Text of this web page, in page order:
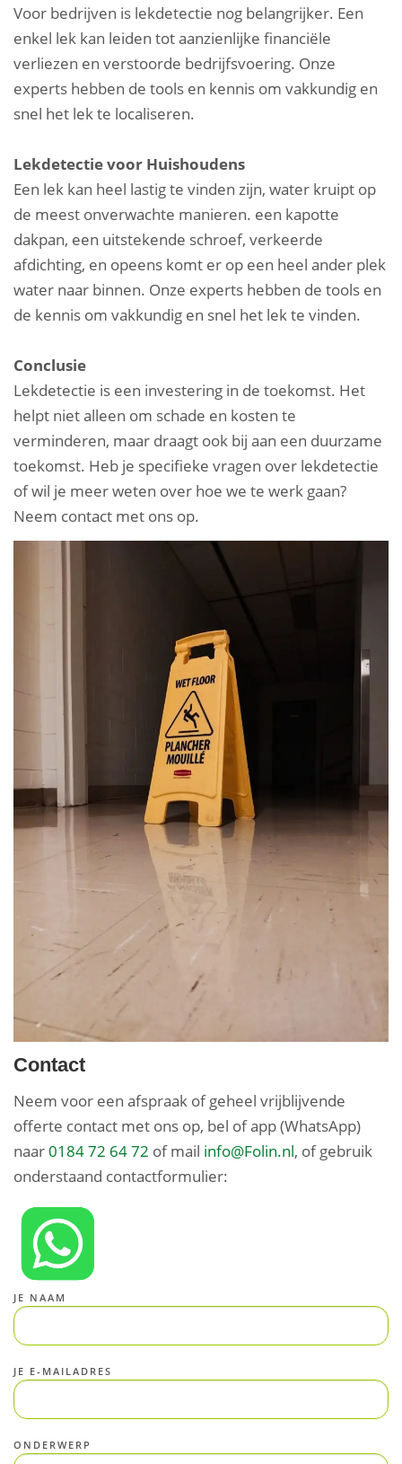
Voor bedrijven is lekdetectie nog belangrijker. Een
enkel lek kan leiden tot aanzienlijke financiële
verliezen en verstoorde bedrijfsvoering. Onze
experts hebben de tools en kennis om vakkundig en
snel het lek te localiseren.
Lekdetectie voor Huishoudens
Een lek kan heel lastig te vinden zijn, water kruipt op
de meest onverwachte manieren. een kapotte
dakpan, een uitstekende schroef, verkeerde
afdichting, en opeens komt er op een heel ander plek
water naar binnen. Onze experts hebben de tools en
de kennis om vakkundig en snel het lek te vinden.
Conclusie
Lekdetectie is een investering in de toekomst. Het
helpt niet alleen om schade en kosten te
verminderen, maar draagt ook bij aan een duurzame
toekomst. Heb je specifieke vragen over lekdetectie
of wil je meer weten over hoe we te werk gaan?
Neem contact met ons op.
Contact
Neem voor een afspraak of geheel vrijblijvende
offerte contact met ons op, bel of app (WhatsApp)
naar0184 72 64 72 of mail info@Folin.nl, of gebruik
onderstaand contactformulier:
JE NAAM
JE E-MAILADRES
ONDERWERP